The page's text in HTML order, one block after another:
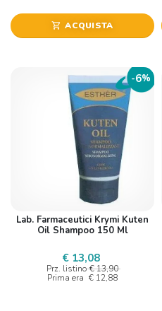
shopping_cart ACQUISTA
-6%
Lab. Farmaceutici Krymi Kuten
Oil Shampoo 150 Ml
€ 13,08
Prz. listino € 13,90
Prima era € 12,88